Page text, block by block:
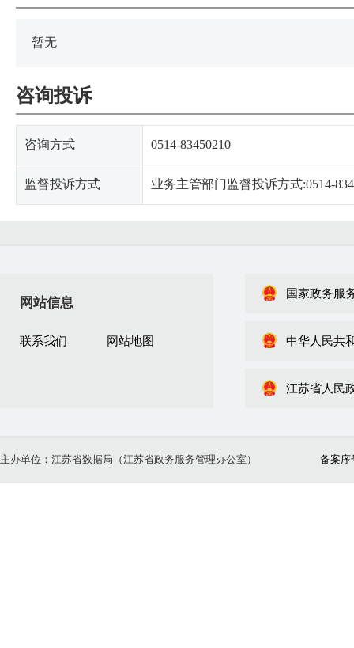
暂无
咨询投诉
咨询方式 0514-83450210
监督投诉方式 业务主管部门监督投诉方式:0514-
网站信息
联系我们 网站地图
国家政务服
中华人民共
江苏省人民
主办单位：江苏省数据局（江苏省政务服务管理办公室） 备案序